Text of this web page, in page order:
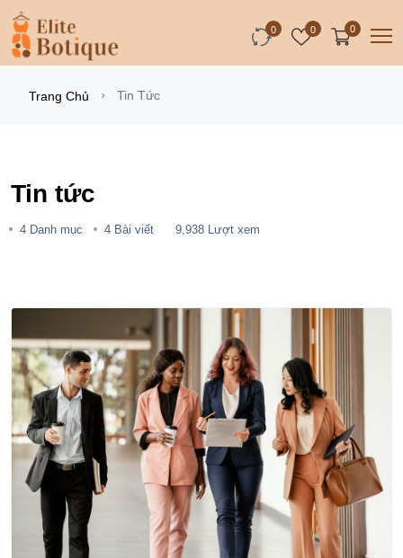
0 0 0
Trang Chủ Tin Tức
Tin tức
4 Danh mục 4 Bài viết 9,938 Lượt xem